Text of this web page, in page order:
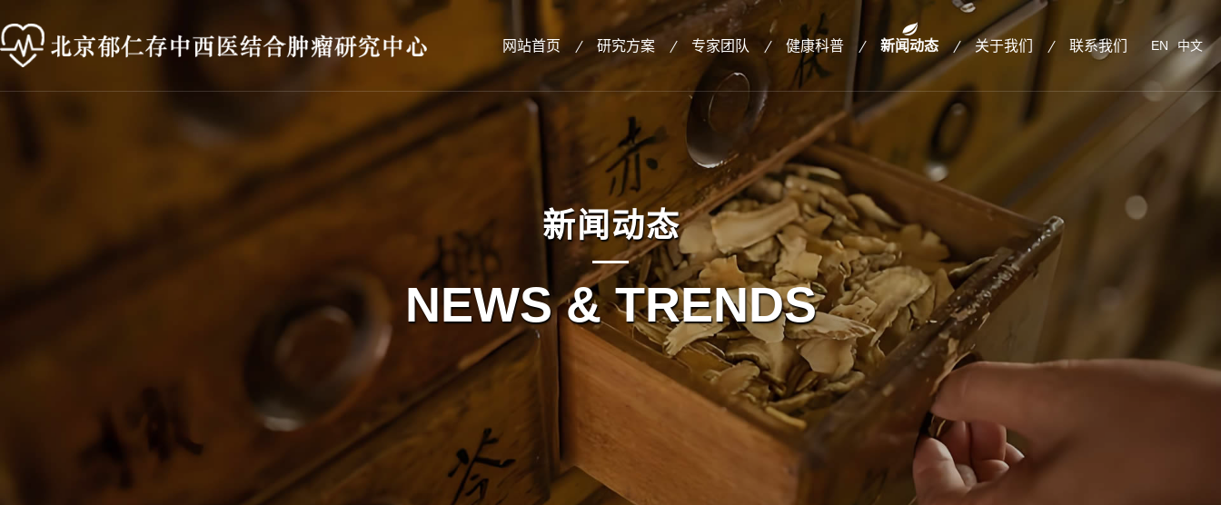
网站首页 研究方案 专家团队 健康科普 新闻动态 关于我们 联系我们 EN 中文
新闻动态
NEWS & TRENDS